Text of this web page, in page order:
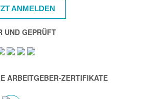
ANMELDEN
UND GEPRÜFT
ARBEITGEBER-ZERTIFIKATE